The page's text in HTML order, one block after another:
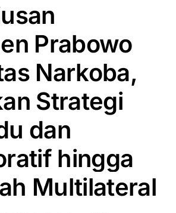
Prabowo
Narkoba,
Strategi
dan
hingga
Multilateral